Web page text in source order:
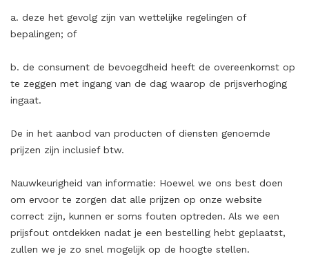
a. deze het gevolg zijn van wettelijke regelingen of
bepalingen; of
b. de consument de bevoegdheid heeft de overeenkomst op
te zeggen met ingang van de dag waarop de prijsverhoging
ingaat.
De in het aanbod van producten of diensten genoemde
prijzen zijn inclusief btw.
Nauwkeurigheid van informatie: Hoewel we ons best doen
om ervoor te zorgen dat alle prijzen op onze website
correct zijn, kunnen er soms fouten optreden. Als we een
prijsfout ontdekken nadat je een bestelling hebt geplaatst,
zullen we je zo snel mogelijk op de hoogte stellen.